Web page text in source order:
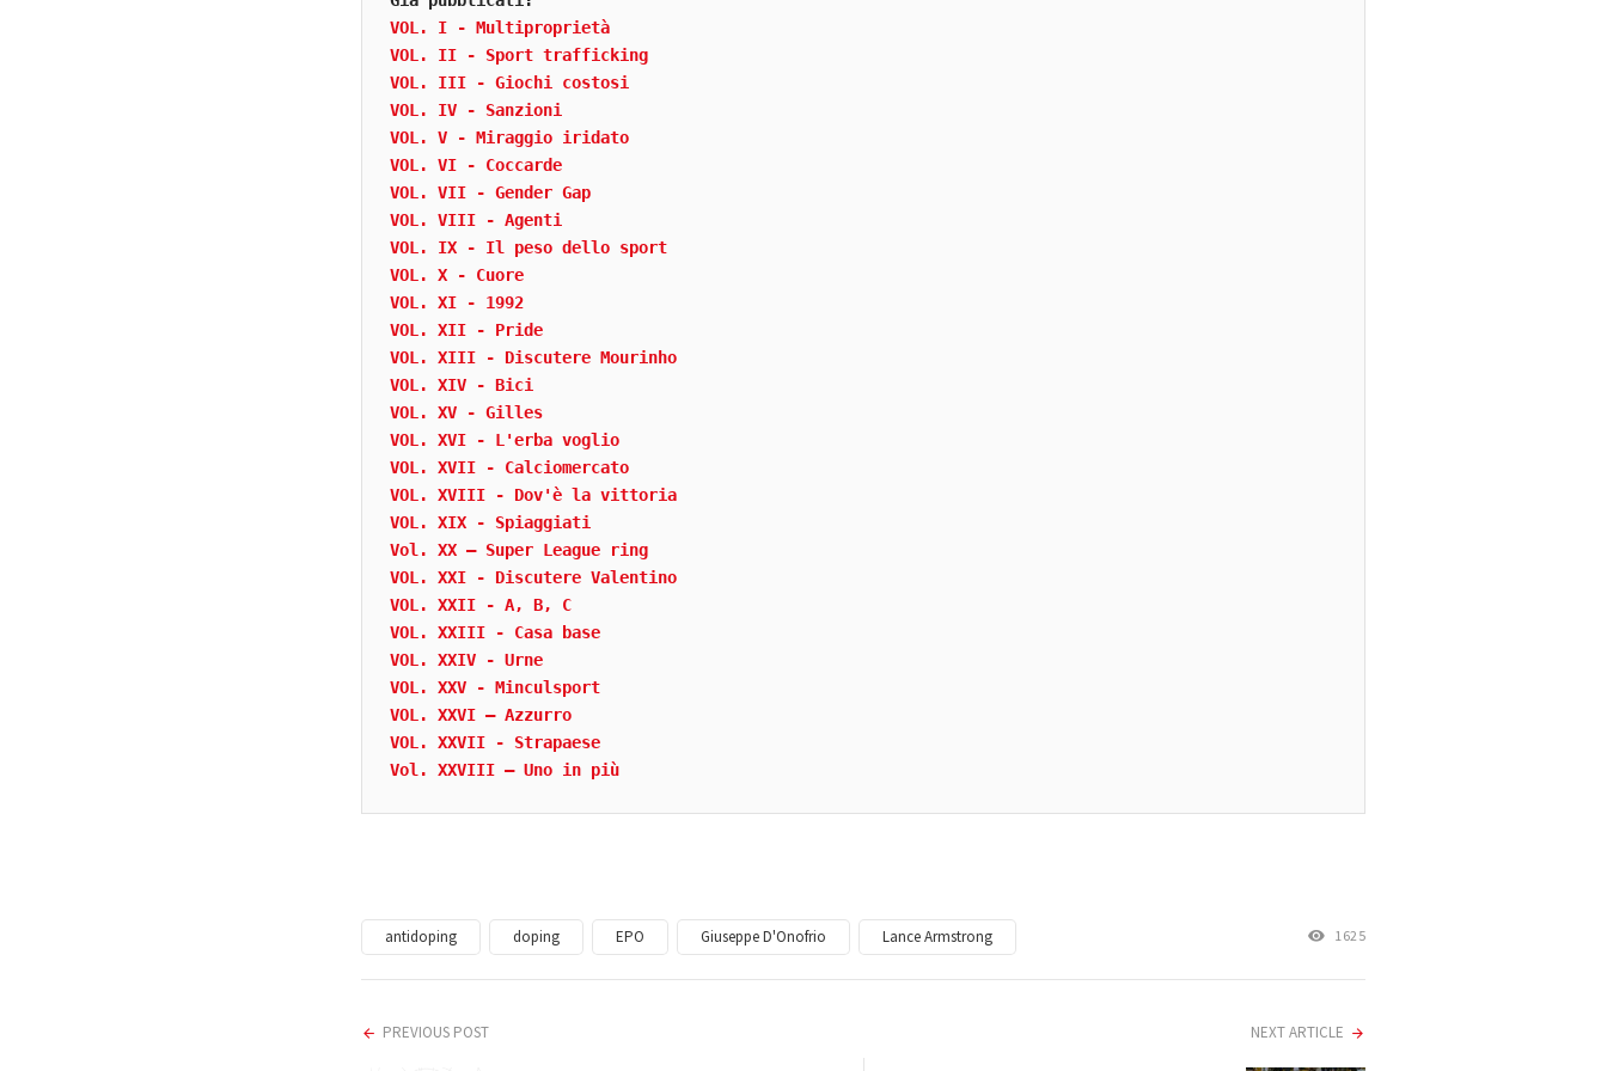
VOL. I - Multiproprietà
VOL. II - Sport trafficking
VOL. III - Giochi costosi
VOL. IV - Sanzioni
VOL. V - Miraggio iridato
VOL. VI - Coccarde
VOL. VII - Gender Gap
VOL. VIII - Agenti
VOL. IX - Il peso dello sport
VOL. X - Cuore
VOL. XI - 1992
VOL. XII - Pride
VOL. XIII - Discutere Mourinho
VOL. XIV - Bici
VOL. XV - Gilles
VOL. XVI - L'erba voglio
VOL. XVII - Calciomercato
VOL. XVIII - Dov'è la vittoria
VOL. XIX - Spiaggiati
Vol. XX – Super League ring
VOL. XXI - Discutere Valentino
VOL. XXII - A, B, C
VOL. XXIII - Casa base
VOL. XXIV - Urne
VOL. XXV - Minculsport
VOL. XXVI – Azzurro
VOL. XXVII - Strapaese
Vol. XXVIII – Uno in più
antidoping doping EPO Giuseppe D'Onofrio Lance Armstrong 1625
PREVIOUS POST NEXT ARTICLE